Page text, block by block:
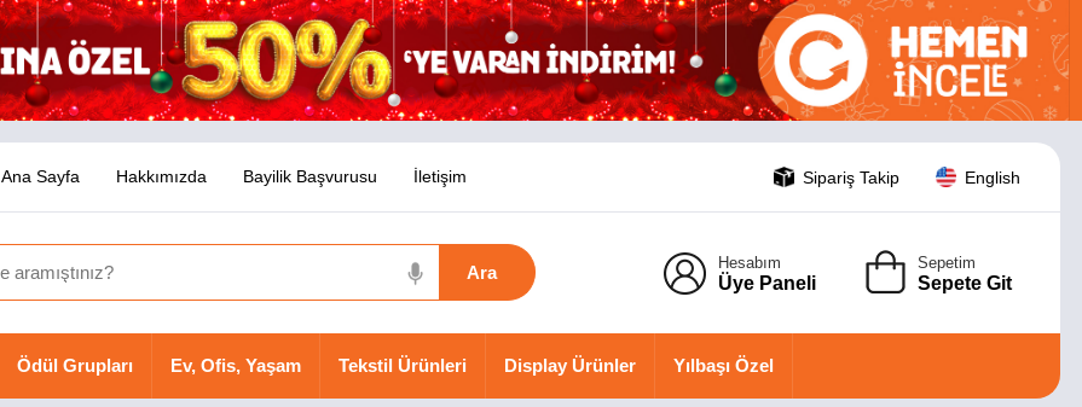
Ana Sayfa Hakkımızda Bayilik Başvurusu İletişim Sipariş Takip English
Hesabım
Üye Paneli
Sepetim
Sepete Git
Ödül Grupları Ev, Ofis, Yaşam Tekstil Ürünleri Display Ürünler Yılbaşı Özel